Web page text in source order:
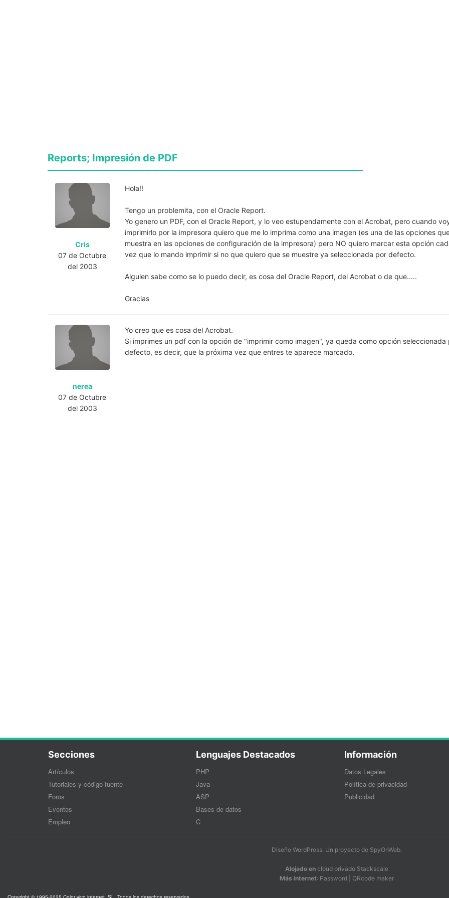
Reports; Impresión de PDF
Cris
07 de Octubre
del 2003
Hola!!
Tengo un problemita, con el Oracle Report.
Yo genero un PDF, con el Oracle Report, y lo veo estupendamente con el Acrobat, pero cuando
imprimirlo por la impresora quiero que me lo imprima como una imagen (es una de las opciones
muestra en las opciones de configuración de la impresora) pero NO quiero marcar esta opción
vez que lo mando imprimir si no que quiero que se muestre ya seleccionada por defecto.
Alguien sabe como se lo puedo decir, es cosa del Oracle Report, del Acrobat o de que.....
Gracias
nerea
07 de Octubre
del 2003
Yo creo que es cosa del Acrobat.
Si imprimes un pdf con la opción de "imprimir como imagen", ya queda como opción seleccionada
defecto, es decir, que la próxima vez que entres te aparece marcado.
Secciones
Artículos
Tutoriales y código fuente
Foros
Eventos
Empleo
Lenguajes Destacados
PHP
Java
ASP
Bases de datos
C
Información
Datos Legales
Política de privacidad
Publicidad
Diseño WordPress. Un proyecto de SpyOnWeb.
Alojado en cloud privado Stackscale
Más internet: Password QRcode maker